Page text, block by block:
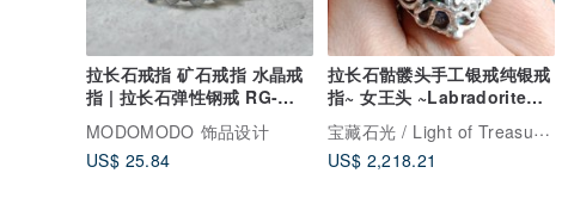
拉长石戒指 矿石戒指 水晶戒
指 | 拉长石弹性钢戒 RG-
MODOMODO 饰品设计
US$ 25.84
拉长石骷髅头手工银戒纯银戒
指~ 女王头 ~Labradorite
Skull Ring
宝藏石光 / Light of Treasure Stone
US$ 2,218.21